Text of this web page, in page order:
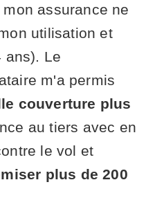
assurance ne
utilisation et
ans). Le
m'a permis
couverture plus
au tiers avec en
le vol et
plus de 200